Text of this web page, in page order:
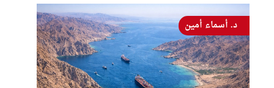
د. أسماء أمين